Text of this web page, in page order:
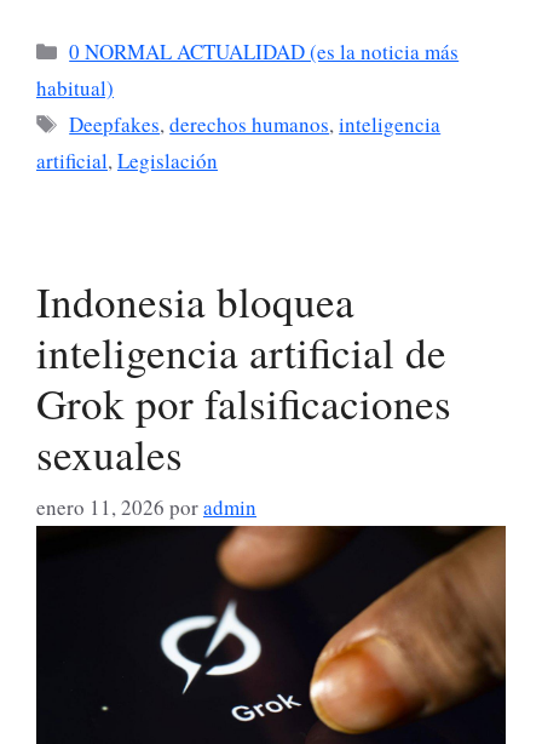
Categorías
0 NORMAL ACTUALIDAD (es la noticia más
habitual)
Etiquetas
Deepfakes,derechos humanos,inteligencia
artificial,Legislación
Indonesia bloquea
inteligencia artificial de
Grok por falsificaciones
sexuales
enero 11, 2026 poradmin